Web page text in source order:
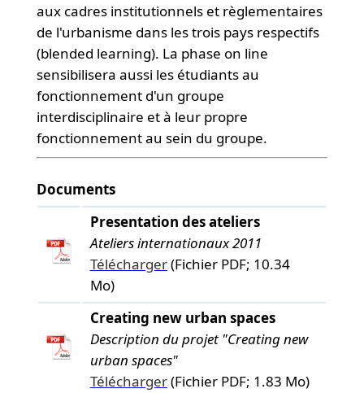
aux cadres institutionnels et règlementaires
de l'urbanisme dans les trois pays respectifs
(blended learning). La phase on line
sensibilisera aussi les étudiants au
fonctionnement d'un groupe
interdisciplinaire et à leur propre
fonctionnement au sein du groupe.
Documents
Presentation des ateliers
Ateliers internationaux 2011
Télécharger(Fichier PDF; 10.34
Mo)
Creating new urban spaces
Description du projet "Creating new
urban spaces"
Télécharger(Fichier PDF; 1.83 Mo)